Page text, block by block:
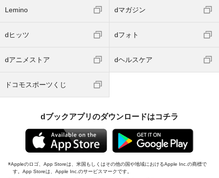
Lemino dマガジン
dヒッツ dフォト
dアニメストア dヘルスケア
ドコモスポーツくじ
dブックアプリのダウンロードはコチラ
Appleのロゴ、App Storeは、米国もしくはその他の国や地域におけるApple Inc.の商標で
す。App Storeは、Apple Inc.のサービスマークです。